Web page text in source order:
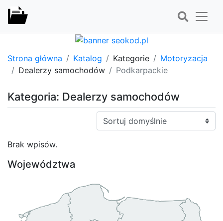
Strona główna Katalog Kategorie
Motoryzacja
Dealerzy samochodów
Podkarpackie
Kategoria: Dealerzy samochodów
Sortuj:
Brak wpisów.
Województwa